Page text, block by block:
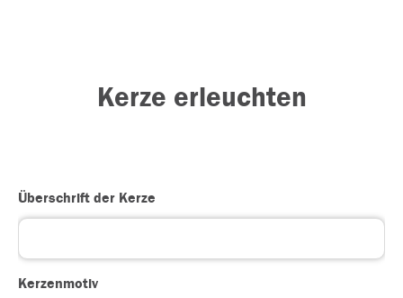
Kerze erleuchten
Überschrift der Kerze
Kerzenmotiv